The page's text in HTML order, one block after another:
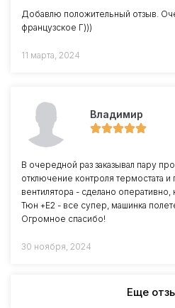
Добавлю положительный отзыв.
французское Г)))
11 марта, 2024
Владимир
В очередной раз заказывал пару
отключение контроля термостата
вентилятора - сделано оперативно,
Тюн +Е2 - все супер, машинка
Огромное спасибо!
30 ноября, 2024
Еще